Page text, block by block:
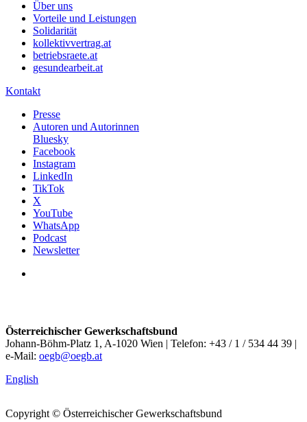
Über uns
Vorteile und Leistungen
Solidarität
kollektivvertrag.at
betriebsraete.at
gesundearbeit.at
Kontakt
Presse
Autoren und Autorinnen
Bluesky
Facebook
Instagram
LinkedIn
TikTok
X
YouTube
WhatsApp
Podcast
Newsletter
Österreichischer Gewerkschaftsbund
Johann-Böhm-Platz 1, A-1020 Wien | Telefon: +43 / 1 / 534 44 39 |
e-Mail: oegb@oegb.at
English
Copyright © Österreichischer Gewerkschaftsbund